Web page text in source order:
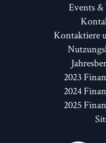
Events
Kontaktiere
2023
2024
2025